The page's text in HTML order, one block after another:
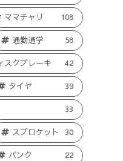
ママチャリ 108
通勤通学 58
スクブレーキ 42
タイヤ 39
33
スプロケット 30
パンク 22